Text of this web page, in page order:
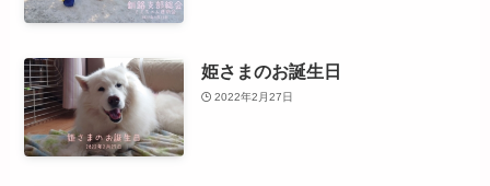
姫さまのお誕生日
2022年2月27日